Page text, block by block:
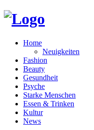
Home
Neuigkeiten
Fashion
Beauty
Gesundheit
Psyche
Starke Menschen
Essen & Trinken
Kultur
News